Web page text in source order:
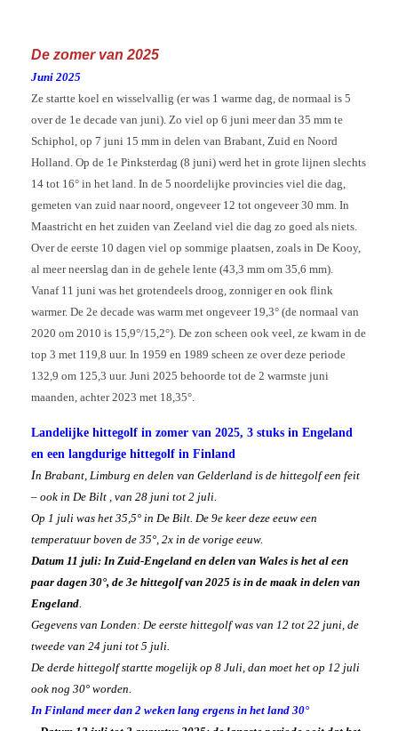
De zomer van 2025
Juni 2025
Ze startte koel en wisselvallig (er was 1 warme dag, de normaal is 5
over de 1e decade van juni). Zo viel op 6 juni meer dan 35 mm te
Schiphol, op 7 juni 15 mm in delen van Brabant, Zuid en Noord
Holland. Op de 1e Pinksterdag (8 juni) werd het in grote lijnen slechts
14 tot 16° in het land. In de 5 noordelijke provincies viel die dag,
gemeten van zuid naar noord, ongeveer 12 tot ongeveer 30 mm. In
Maastricht en het zuiden van Zeeland viel die dag zo goed als niets.
Over de eerste 10 dagen viel op sommige plaatsen, zoals in De Kooy,
al meer neerslag dan in de gehele lente (43,3 mm om 35,6 mm).
Vanaf 11 juni was het grotendeels droog, zonniger en ook flink
warmer. De 2e decade was warm met ongeveer 19,3° (de normaal van
2020 om 2010 is 15,9°/15,2°). De zon scheen ook veel, ze kwam in de
top 3 met 119,8 uur. In 1959 en 1989 scheen ze over deze periode
132,9 om 125,3 uur. Juni 2025 behoorde tot de 2 warmste juni
maanden, achter 2023 met 18,35°.
Landelijke hittegolf in zomer van 2025, 3 stuks in Engeland
en een langdurige hittegolf in Finland
In Brabant, Limburg en delen van Gelderland is de hittegolf een feit
– ook in De Bilt , van 28 juni tot 2 juli.
Op 1 juli was het 35,5° in De Bilt. De 9e keer deze eeuw een
temperatuur boven de 35°, 2x in de vorige eeuw.
Datum 11 juli: In Zuid-Engeland en delen van Wales is het al een
paar dagen 30°, de 3e hittegolf van 2025 is in de maak in delen van
Engeland
Gegevens van Londen: De eerste hittegolf was van 12 tot 22 juni, de
tweede van 24 juni tot 5 juli.
De derde hittegolf startte mogelijk op 8 Juli, dan moet het op 12 juli
ook nog 30° worden.
In Finland meer dan 2 weken lang ergens in het land 30°